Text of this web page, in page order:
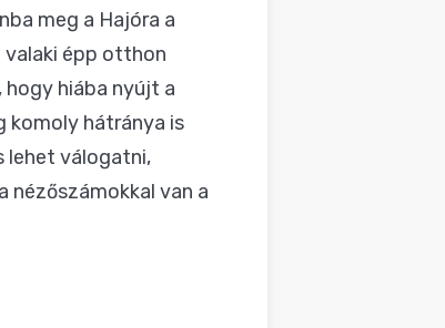
meg a Hajóra a
valaki épp otthon
hiába nyújt a
komoly hátránya is
lehet válogatni,
nézőszámokkal van a